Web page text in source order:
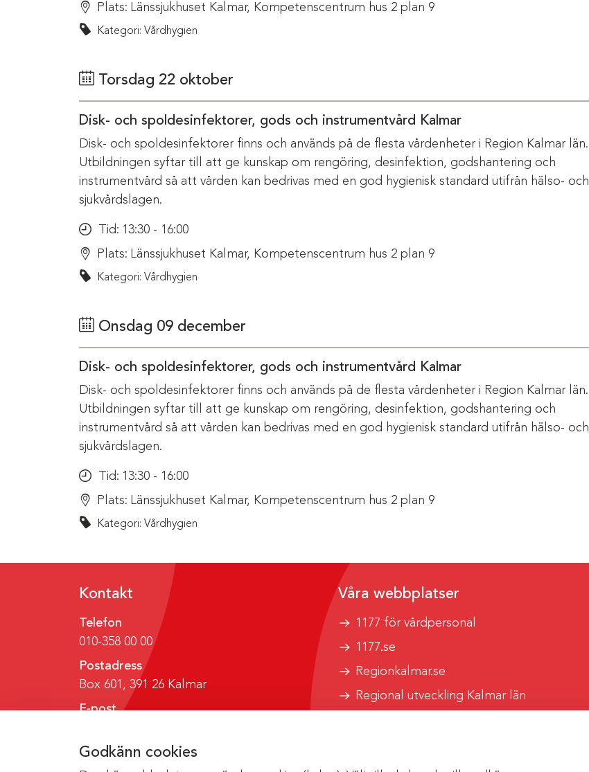
Godkänn cookies
Plats: Länssjukhuset Kalmar, Kompetenscentrum hus 2 plan 9
Kategori: Vårdhygien
Torsdag 22 oktober
Disk- och spoldesinfektorer, gods och instrumentvård Kalmar
Disk- och spoldesinfektorer finns och används på de flesta vårdenheter i Region Kalmar län.
Utbildningen syftar till att ge kunskap om rengöring, desinfektion, godshantering och
instrumentvård så att vården kan bedrivas med en god hygienisk standard utifrån hälso- och
sjukvårdslagen.
Tid: 13:30 - 16:00
Plats: Länssjukhuset Kalmar, Kompetenscentrum hus 2 plan 9
Kategori: Vårdhygien
Onsdag 09 december
Disk- och spoldesinfektorer, gods och instrumentvård Kalmar
Disk- och spoldesinfektorer finns och används på de flesta vårdenheter i Region Kalmar län.
Utbildningen syftar till att ge kunskap om rengöring, desinfektion, godshantering och
instrumentvård så att vården kan bedrivas med en god hygienisk standard utifrån hälso- och
sjukvårdslagen.
Tid: 13:30 - 16:00
Plats: Länssjukhuset Kalmar, Kompetenscentrum hus 2 plan 9
Kategori: Vårdhygien
Kontakt
Telefon
010-358 00 00
Postadress
Box 601, 391 26 Kalmar
E-post
Våra webbplatser
1177 för vårdpersonal
1177.se
Regionkalmar.se
Regional utveckling Kalmar län